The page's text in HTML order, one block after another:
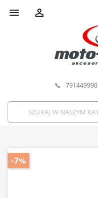
 
📞 791449990
-7%